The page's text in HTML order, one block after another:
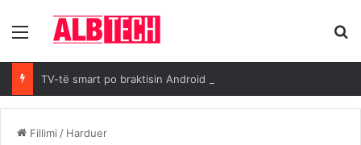
Menya
TV-të smart po braktisin Android OS: Arsyet kryesore
Fillimi / Harduer